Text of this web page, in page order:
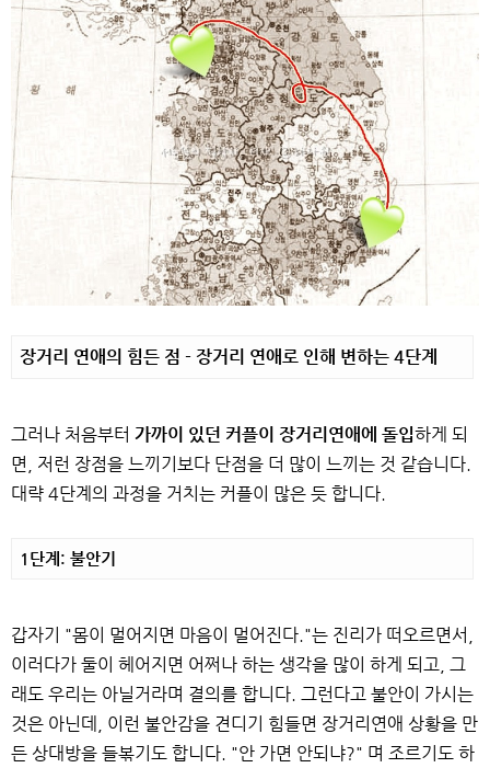
장거리 연애의 힘든 점 - 장거리 연애로 인해 변하는 4단계
그러나 처음부터 가까이 있던 커플이 장거리연애에 돌입하게 되
면, 저런 장점을 느끼기보다 단점을 더 많이 느끼는 것 같습니다.
대략 4단계의 과정을 거치는 커플이 많은 듯 합니다.
1단계: 불안기
갑자기 "몸이 멀어지면 마음이 멀어진다."는 진리가 떠오르면서,
이러다가 둘이 헤어지면 어쩌나 하는 생각을 많이 하게 되고, 그
래도 우리는 아닐거라며 결의를 합니다. 그런다고 불안이 가시는
것은 아닌데, 이런 불안감을 견디기 힘들면 장거리연애 상황을 만
든 상대방을 들볶기도 합니다. "안 가면 안되냐?" 며 조르기도 하